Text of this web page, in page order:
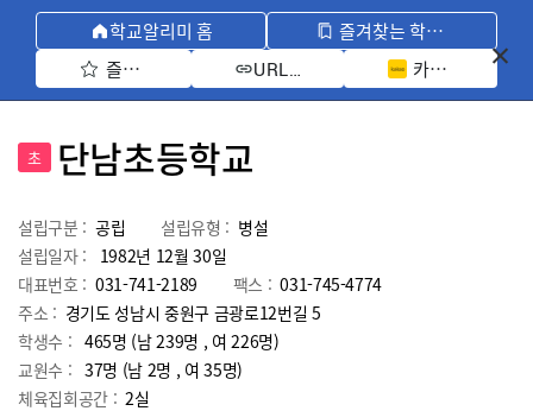
학교알리미 홈
즐겨찾는 학교 모아보기
즐겨찾기 선택
URL 복사 카카오톡 공유
초 단남초등학교
설립구분 : 공립 설립유형 : 병설
설립일자 :
1982년 12월 30일
대표번호 : 031-741-2189 팩스 : 031-745-4774
주소 : 경기도 성남시 중원구 금광로12번길 5
학생수 : 465명 (남 239명 , 여 226명)
교원수 : 37명 (남 2명 , 여35명)
체육집회공간 : 2실